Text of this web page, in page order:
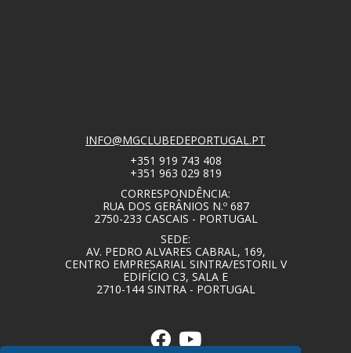
INFO@MGCLUBEDEPORTUGAL.PT
+351 919 743 408
+351 963 029 819
CORRESPONDÊNCIA:
RUA DOS GERÂNIOS N.º 687
2750-233 CASCAIS - PORTUGAL
SEDE:
AV. PEDRO ALVARES CABRAL, 169,
CENTRO EMPRESARIAL SINTRA/ESTORIL V
EDIFÍCIO C3, SALA E
2710-144 SINTRA - PORTUGAL